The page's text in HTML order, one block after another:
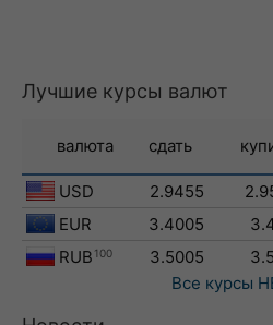
Лучшие курсы валют
валюта сдать
USD 2.9455
EUR
3.4005
RUB 100 3.5005
Все курсы